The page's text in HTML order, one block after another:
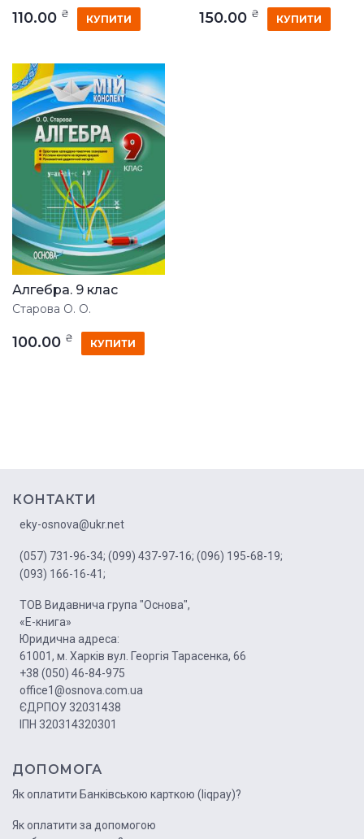
110.00 ₴ КУПИТИ 150.00 ₴ КУПИТИ
Алгебра. 9 клас
Старова О. О.
100.00 ₴ КУПИТИ
КОНТАКТИ
eky-osnova@ukr.net
(057) 731-96-34; (099) 437-97-16; (096) 195-68-19;
(093) 166-16-41;
ТОВ Видавнича група "Основа",
«Е-книга»
Юридична адреса:
61001, м. Харків вул. Георгія Тарасенка, 66
+38 (050) 46-84-975
office1@osnova.com.ua
ЄДРПОУ 32031438
ІПН 320314320301
ДОПОМОГА
Як оплатити Банківською карткою (liqpay)?
Як оплатити за допомогою